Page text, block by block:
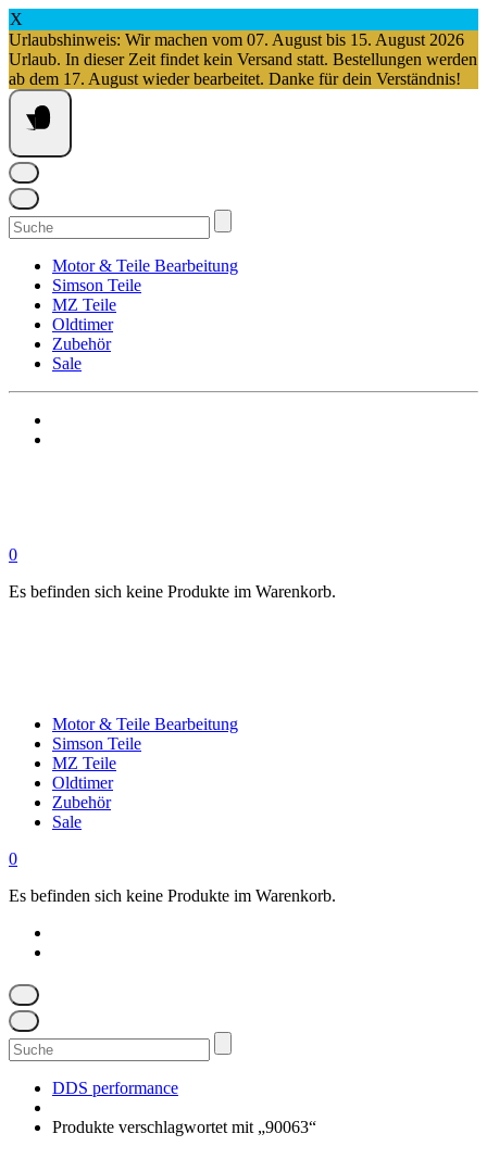
X
Urlaubshinweis: Wir machen vom 07. August bis 15. August 2026
Urlaub. In dieser Zeit findet kein Versand statt. Bestellungen werden
ab dem 17. August wieder bearbeitet. Danke für dein Verständnis!
Springe
zum
Inhalt
Suchen
nach:
Motor & Teile Bearbeitung
Simson Teile
MZ Teile
Oldtimer
Zubehör
Sale
0
Es befinden sich keine Produkte im Warenkorb.
Motor & Teile Bearbeitung
Simson Teile
MZ Teile
Oldtimer
Zubehör
Sale
0
Es befinden sich keine Produkte im Warenkorb.
Suchen
nach:
DDS performance
Produkte verschlagwortet mit „90063“